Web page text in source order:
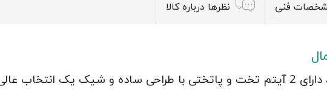
فنی نظرها درباره کالا
اتاق خواب شما می باشد.